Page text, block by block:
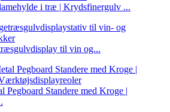
i træ | Krydsfinergulv ...
til vin og...
Pegboard Standere med Kroge |